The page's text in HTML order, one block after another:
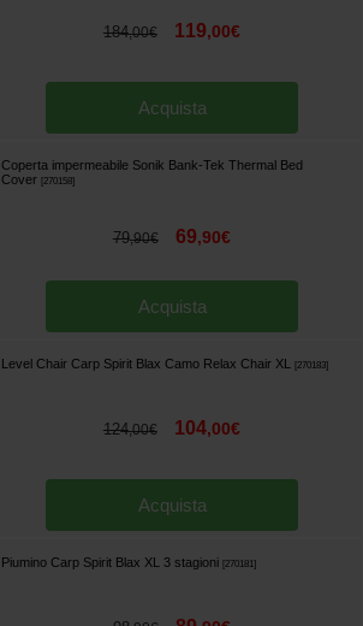
184,00€ 119,00€
Acquista
Coperta impermeabile Sonik Bank-Tek Thermal Bed
Cover [270158]
79,90€ 69,90€
Acquista
Level Chair Carp Spirit Blax Camo Relax Chair XL [270183]
124,00€ 104,00€
Acquista
Piumino Carp Spirit Blax XL 3 stagioni [270181]